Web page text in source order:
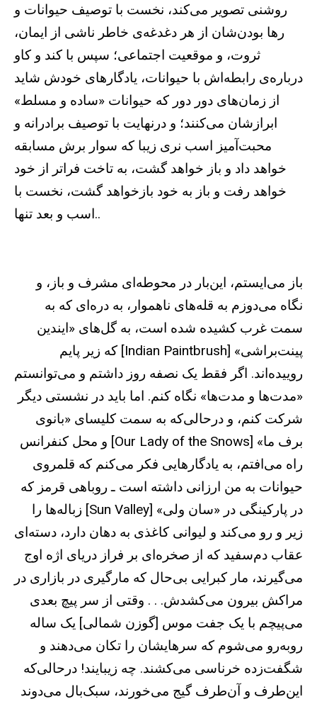
روشنی تصویر می‌کند، نخست با توصیف حیوانات و
رها بودن‌شان از هر دغدغه‌‌ی خاطر ناشی از ایمان،
ثروت، و موقعیت اجتماعی؛ سپس با کند و کاو
درباره‌ی رابطه‌اش با حیوانات، یادگارهای خودش شاید
از زمان‌های دور دور که حیوانات «ساده و مسلط»
ابرازشان می‌کنند؛ و درنهایت با توصیف برادرانه و
محبت‌آمیز اسب نری زیبا که سوار برش مسابقه
خواهد داد و باز خواهد گشت، به تاخت فراتر از خود
خواهد رفت و باز به خود بازخواهد گشت، نخست با
اسب و بعد تنها..
باز می‌ایستم، این‌بار در محوطه‌ای مشرف و باز، و
نگاه می‌دوزم به قله‌های ناهموار، به دره‌ای که به
سمت غرب کشیده شده است، به گل‌های «ایندین
پینت‌براشی» [Indian Paintbrush] که زیر پایم
روییده‌اند. اگر فقط یک نصفه روز داشتم و می‌توانستم
«مدت‌ها و مدت‌ها» نگاه کنم. اما باید در نشستی دیگر
شرکت کنم، و درحالی‌که به سمت کلیسای «بانوی
برف ما» [Our Lady of the Snows] و محل کنفرانس
راه می‌افتم، به یادگارهایی فکر می‌کنم که قلمروی
حیوانات به من ارزانی داشته است ـ روباهی قرمز که
در پارکینگی در «سان ولی» [Sun Valley] زباله‌ها را
زیر و رو می‌کند و لیوانی کاغذی به دهان دارد، دسته‌ای
عقاب دم‌سفید که از صخره‌ای بر فراز دریای اژه اوج
می‌گیرند، مار کبرایی بی‌حال که مارگیری در بازاری در
مراکش بیرون می‌کشدش. . . وقتی از سر پیچ بعدی
می‌پیچم با یک جفت موس [گوزن شمالی] یک ساله
روبه‌رو می‌شوم که سرهایشان را تکان می‌دهند و
شگفت‌زده خرناسی می‌کشند. چه زیبایند! درحالی‌که
این‌طرف و آن‌طرف گیج می‌خورند،‌ سبک‌بال می‌دوند